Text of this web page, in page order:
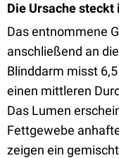
Die Ursache steckt
Das entnommene
anschließend an
Blinddarm misst
einen mittleren
Das Lumen
Fettgewebe
zeigen ein